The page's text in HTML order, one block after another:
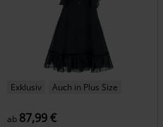
Exklusiv Auch in Plus Size
ab 87,99 €